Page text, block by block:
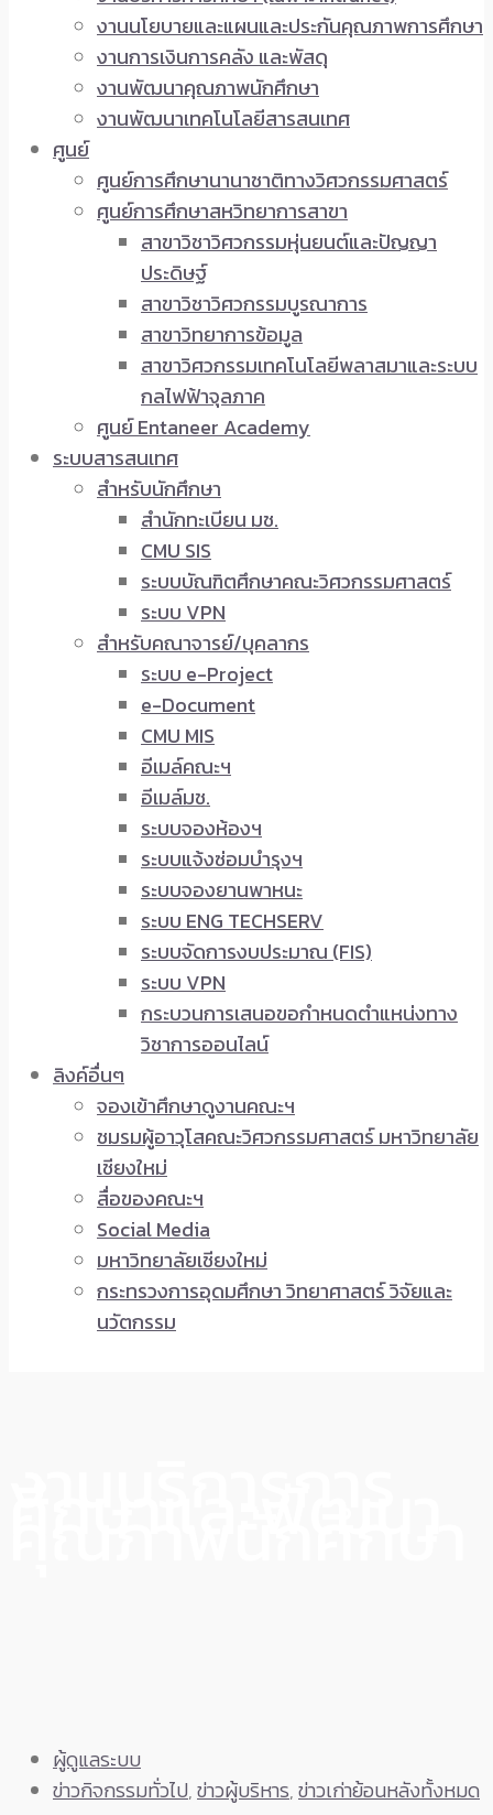
งานนโยบายและแผนและประกันคุณภาพการศึกษา
งานการเงินการคลัง และพัสดุ
งานพัฒนาคุณภาพนักศึกษา
งานพัฒนาเทคโนโลยีสารสนเทศ
ศูนย์
ศูนย์การศึกษานานาชาติทางวิศวกรรมศาสตร์
ศูนย์การศึกษาสหวิทยาการสาขา
สาขาวิชาวิศวกรรมหุ่นยนต์และปัญญา
ประดิษฐ์
สาขาวิชาวิศวกรรมบูรณาการ
สาขาวิทยาการข้อมูล
สาขาวิศวกรรมเทคโนโลยีพลาสมาและระบบ
กลไฟฟ้าจุลภาค
ศูนย์ Entaneer Academy
ระบบสารสนเทศ
สำหรับนักศึกษา
สำนักทะเบียน มช.
CMU SIS
ระบบบัณฑิตศึกษาคณะวิศวกรรมศาสตร์
ระบบ VPN
สำหรับคณาจารย์/บุคลากร
ระบบ e-Project
e-Document
CMU MIS
อีเมล์คณะฯ
อีเมล์มช.
ระบบจองห้องฯ
ระบบแจ้งซ่อมบำรุงฯ
ระบบจองยานพาหนะ
ระบบ ENG TECHSERV
ระบบจัดการงบประมาณ (FIS)
ระบบ VPN
กระบวนการเสนอขอกำหนดตำแหน่งทาง
วิชาการออนไลน์
ลิงค์อื่นๆ
จองเข้าศึกษาดูงานคณะฯ
ชมรมผู้อาวุโสคณะวิศวกรรมศาสตร์ มหาวิทยาลัย
เชียงใหม่
สื่อของคณะฯ
Social Media
มหาวิทยาลัยเชียงใหม่
กระทรวงการอุดมศึกษา วิทยาศาสตร์ วิจัยและ
นวัตกรรม
ผู้ดูแลระบบ
ข่าวกิจกรรมทั่วไป,ข่าวผู้บริหาร,ข่าวเก่าย้อนหลังทั้งหมด